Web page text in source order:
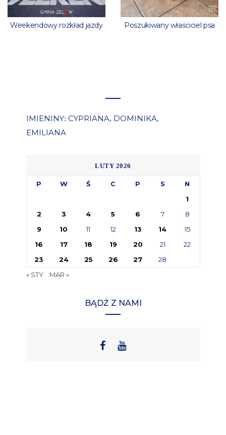
Weekendowy rozkład jazdy Poszukiwany właściciel psa
IMIENINY: CYPRIANA, DOMINIKA,
EMILIANA
LUTY 2026
P W Ś C P S
N
1
2
3 4 5 6 7
8
9
10 11 12 13 14
15
16
17 18 19 20 21
22
23
24 25 26 27
28
« STY
MAR »
BĄDŹ Z NAMI